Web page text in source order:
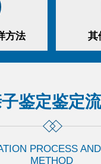
方法 其
鉴定鉴定
PROCESS
METHOD